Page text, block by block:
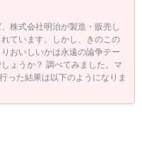
株式会社明治が製造・販売し
ています。しかし、きのこの
おいしいかは永遠の論争テー
ょうか？ 調べてみました。マ
った結果は以下のようになりま